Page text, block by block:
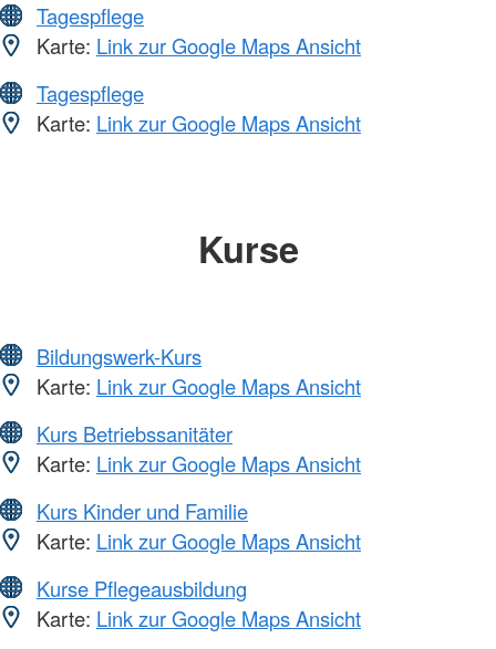
Tagespflege
Karte: Link zur Google Maps Ansicht
Tagespflege
Karte: Link zur Google Maps Ansicht
Kurse
Bildungswerk-Kurs
Karte: Link zur Google Maps Ansicht
Kurs Betriebssanitäter
Karte: Link zur Google Maps Ansicht
Kurs Kinder und Familie
Karte: Link zur Google Maps Ansicht
Kurse Pflegeausbildung
Karte: Link zur Google Maps Ansicht